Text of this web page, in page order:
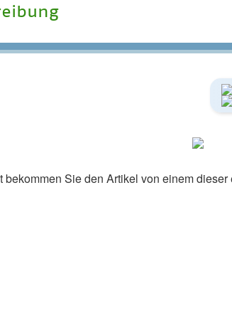
bekommen Sie den Artikel von einem